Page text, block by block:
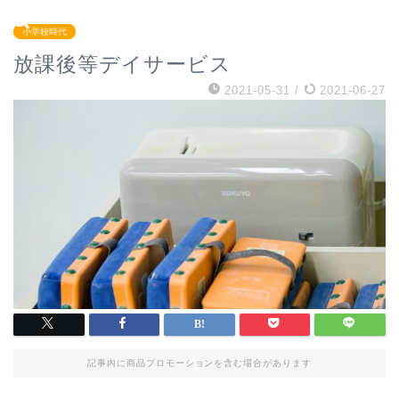
小学校時代
放課後等デイサービス
2021-05-31 / 2021-06-27
記事内に商品プロモーションを含む場合があります